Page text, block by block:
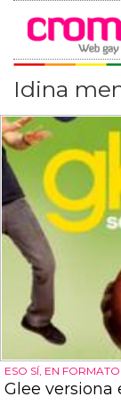
Idina
ESO SÍ, EN
Glee versiona